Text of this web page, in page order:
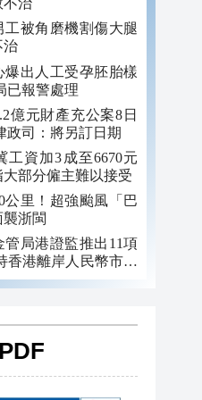
不治
工被角磨機割傷大腿
治
爆出人工受孕胚胎樣
已報警處理
億元財產充公案8日
政司：將另訂日期
工資加3成至6670元
部分僱主難以接受
公里！超強颱風「巴
浙閩
管局港證監推出11項
香港離岸人民幣市場